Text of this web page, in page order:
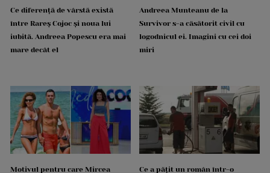
Ce diferență de vârstă există
între Rareș Cojoc și noua lui
iubită. Andreea Popescu era mai
mare decât el
Andreea Munteanu de la
Survivor s-a căsătorit civil cu
logodnicul ei. Imagini cu cei doi
miri
Motivul pentru care Mircea Ce a pățit un român într-o